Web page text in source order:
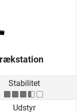
Stabilitet
Udstyr